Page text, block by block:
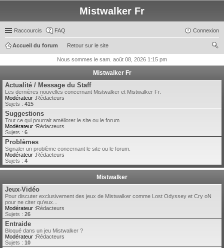
Mistwalker Fr
Raccourcis FAQ Connexion
Retour sur le site
Accueil du forum
ch
Nous sommes le sam. août 08, 2026 1:15 pm
Mistwalker Fr
Actualité / Message du Staff
Les dernières nouvelles concernant Mistwalker et Mistwalker Fr.
Modérateur :Rédacteurs
Sujets : 415
Suggestions
Tout ce qui pourrait améliorer le site ou le forum...
Modérateur :Rédacteurs
Sujets : 6
Problèmes
Signaler un problème concernant le site ou le forum.
Modérateur :Rédacteurs
Sujets : 4
Mistwalker
Jeux-Vidéo
Pour discuter exclusivement des jeux de Mistwalker comme Lost Odyssey et Cry oN
pour ne citer qu'eux...
Modérateur :Rédacteurs
Sujets : 26
Entraide
Bloqué dans un jeu Mistwalker ?
Modérateur :Rédacteurs
Sujets : 10